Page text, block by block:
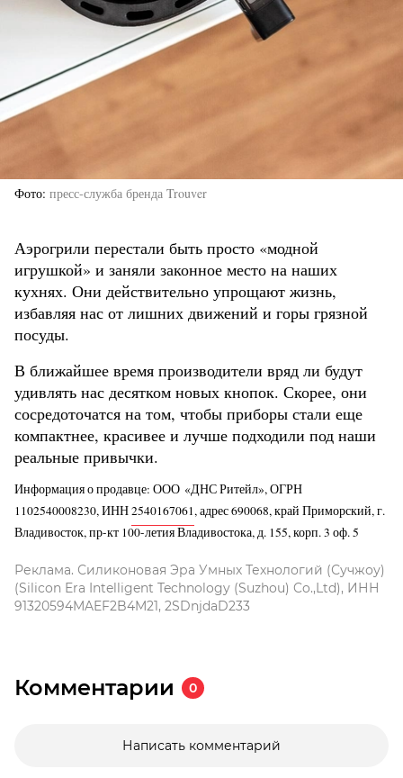
Фото пресс-служба бренда Trouver
Аэрогрили перестали быть просто «модной
игрушкой» и заняли законное место на наших
кухнях. Они действительно упрощают жизнь,
избавляя нас от лишних движений и горы грязной
посуды.
В ближайшее время производители вряд ли будут
удивлять нас десятком новых кнопок. Скорее, они
сосредоточатся на том, чтобы приборы стали еще
компактнее, красивее и лучше подходили под наши
реальные привычки.
Информация о продавце: ООО «ДНС Ритейл», ОГРН
1102540008230, ИНН2540167061, адрес 690068, край Приморский, г.
Владивосток, пр-кт 100-летия Владивостока, д. 155, корп. 3 оф. 5
Реклама. Силиконовая Эра Умных Технологий (Сучжоу)
(Silicon Era Intelligent Technology (Suzhou) Co.,Ltd), ИНН
91320594MAEF2B4M21, 2SDnjdaD233
Комментарии 0
Написать комментарий